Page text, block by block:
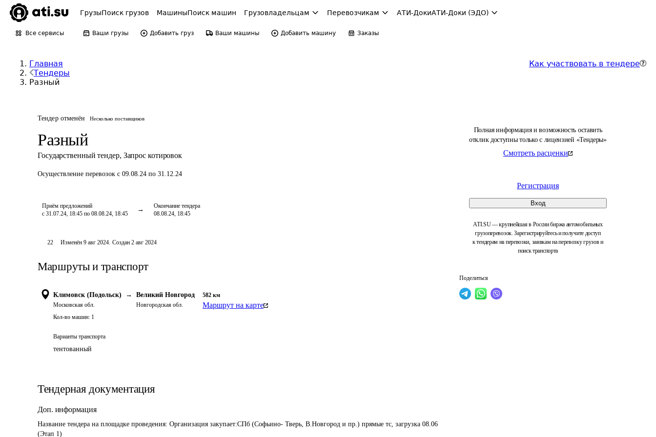
ГрузыПоиск грузов МашиныПоиск машин Грузовладельцам Перевозчикам АТИ-ДокиАТИ-Доки (ЭДО)
Все сервисы Ваши грузы Добавить груз Ваши машины Добавить машину Заказы
Главная
Тендеры
Разный
Как участвовать в тендере
Тендер отменён Несколько поставщиков
Разный
Государственный тендер, Запрос котировок
Осуществление перевозок с 09.08.24 по 31.12.24
Приём предложений
с 31.07.24, 18:45 по 08.08.24, 18:45
Окончание тендера
08.08.24, 18:45
Полная информация и возможность оставить
отклик доступны только с лицензией «Тендеры»
Смотреть расценки
Регистрация
Вход
ATI.SU — крупнейшая в России биржа автомобильных
грузоперевозок. Зарегистрируйтесь и получите доступ
к тендерам на перевозки, заявкам на перевозку грузов и
поиск транспорта
Поделиться
22 Изменён9 авг 2024. Создан 2 авг 2024
Маршруты и транспорт
Климовск (Подольск) →
Московская обл.
Великий Новгород
Новгородская обл.
582 км
Маршрут на карте
Кол-во машин: 1
Варианты транспорта
тентованный
Тендерная документация
Доп. информация
Название тендера на площадке проведения: Организация закупает:СПб (Софьино- Тверь, В.Новгород и пр.) прямые тс, загрузка 08.06
(Этап 1)